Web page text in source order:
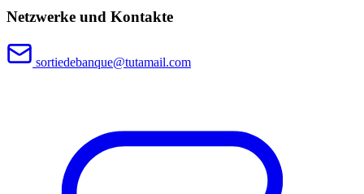
Netzwerke und Kontakte
sortiedebanque@tutamail.com